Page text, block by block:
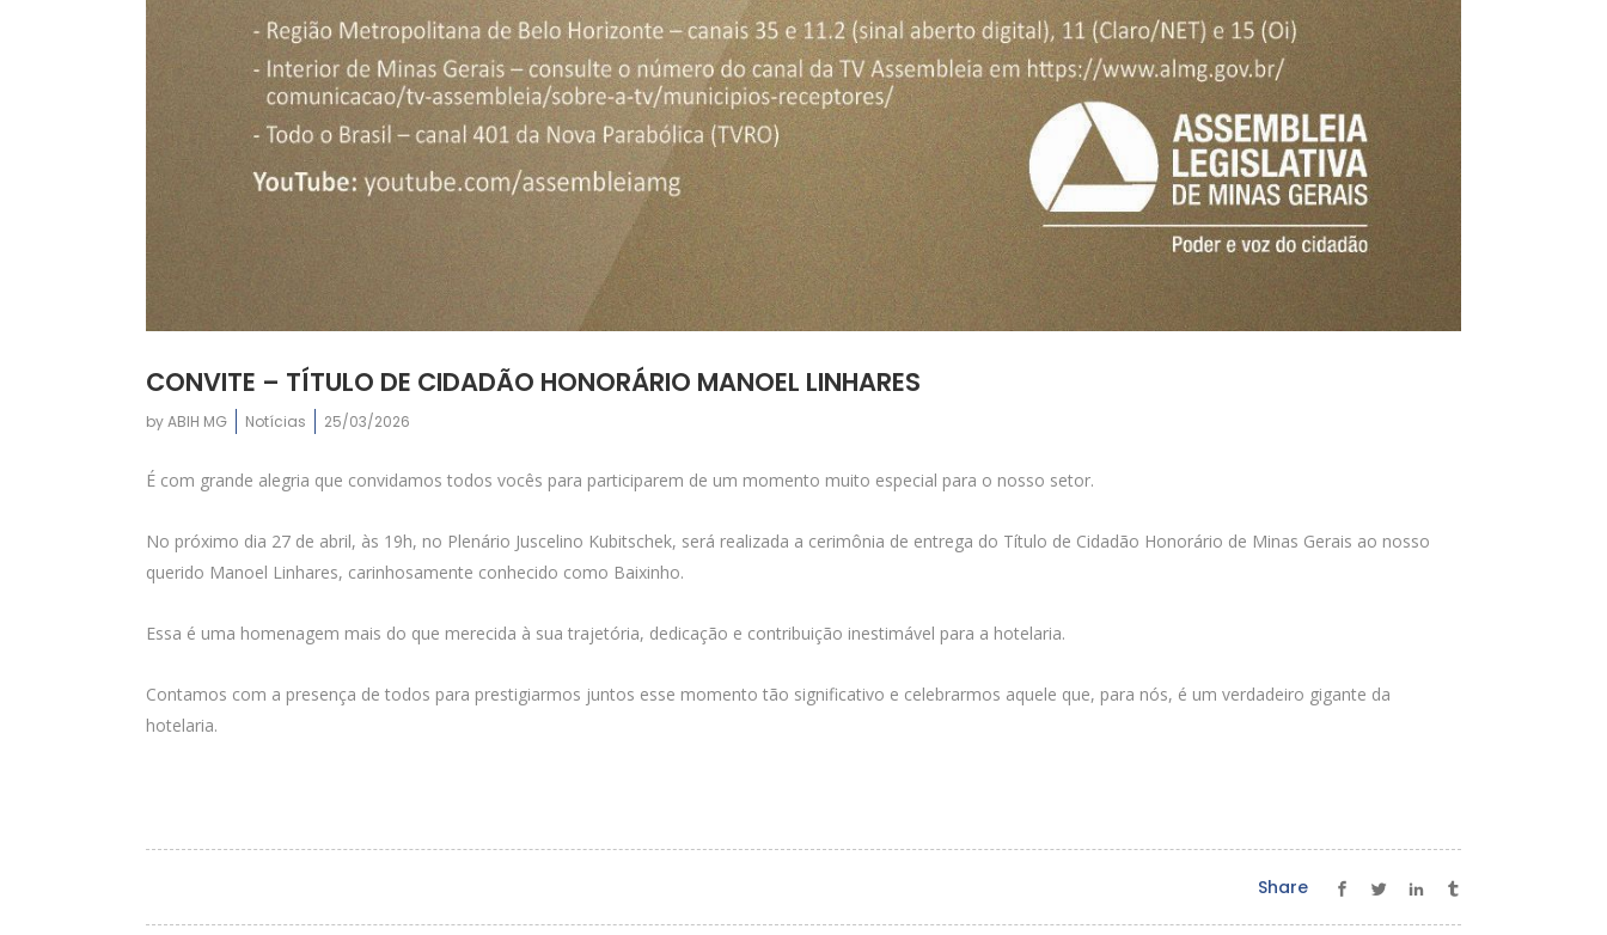
CONVITE – TÍTULO DE CIDADÃO HONORÁRIO MANOEL LINHARES
byABIH MG Notícias 25/03/2026
É com grande alegria que convidamos todos vocês para participarem de um momento muito especial para o nosso setor.
No próximo dia 27 de abril, às 19h, no Plenário Juscelino Kubitschek, será realizada a cerimônia de entrega do Título de Cidadão Honorário de Minas Gerais ao nosso
querido Manoel Linhares, carinhosamente conhecido como Baixinho.
Essa é uma homenagem mais do que merecida à sua trajetória, dedicação e contribuição inestimável para a hotelaria.
Contamos com a presença de todos para prestigiarmos juntos esse momento tão significativo e celebrarmos aquele que, para nós, é um verdadeiro gigante da
hotelaria.
Share